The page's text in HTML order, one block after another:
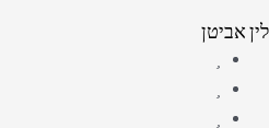
לין אביטן